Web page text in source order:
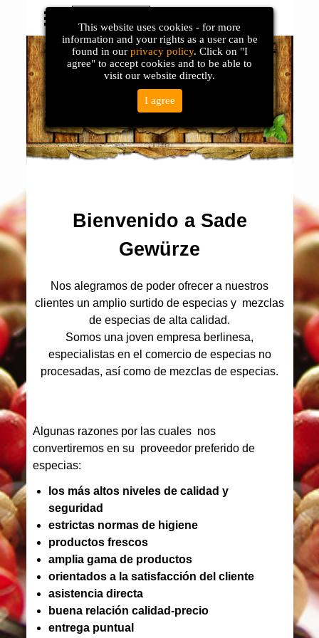
Deutsch
English
Français
Bienvenido a Sade
Gewürze
Nos alegramos de poder ofrecer a nuestros
clientes un amplio surtido de especias y mezclas
de especias de alta calidad.
Somos una joven empresa berlinesa,
especialistas en el comercio de especias no
procesadas, así como de mezclas de especias.
Algunas razones por las cuales nos
convertiremos en su proveedor preferido de
especias:
los más altos niveles de calidad y
seguridad
estrictas normas de higiene
productos frescos
amplia gama de productos
orientados a la satisfacción del cliente
asistencia directa
buena relación calidad-precio
entrega puntual
This website uses cookies - for more
information and your rights as a user can be
found in our privacy policy. Click on "I
agree" to accept cookies and to be able to
visit our website directly.
I agree